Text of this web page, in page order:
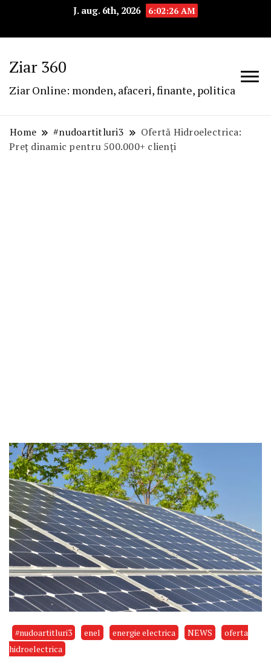
J. aug. 6th, 2026 6:02:26 AM
Ziar 360
Ziar Online: monden, afaceri, finante, politica
Home #nudoartitluri3
Ofertă Hidroelectrica:
Preț dinamic pentru 500.000+ clienți
#nudoartitluri3 enel energie electrica NEWS
oferta
hidroelectrica